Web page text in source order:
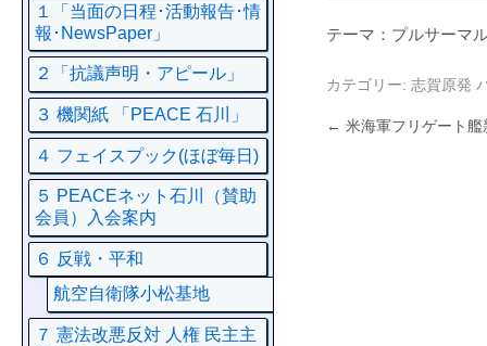
テーマ：プルサーマ
カテゴリー: 志賀原発
← 米海軍フリゲート
１「当面の日程･活動報告･情
報･NewsPaper」
２「抗議声明・アピール」
３ 機関紙 「PEACE 石川」
４ フェイスプック(ほぼ毎日)
５ PEACEネット石川（賛助
会員）入会案内
６ 反戦・平和
航空自衛隊小松基地
７ 憲法改悪反対 人権 民主主